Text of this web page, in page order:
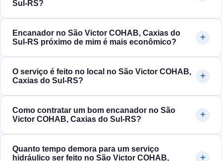
Sul‑RS?
Encanador no São Victor COHAB, Caxias do
Sul‑RS próximo de mim é mais econômico?
O serviço é feito no local no São Victor COHAB,
Caxias do Sul‑RS?
Como contratar um bom encanador no São
Victor COHAB, Caxias do Sul‑RS?
Quanto tempo demora para um serviço
hidráulico ser feito no São Victor COHAB,